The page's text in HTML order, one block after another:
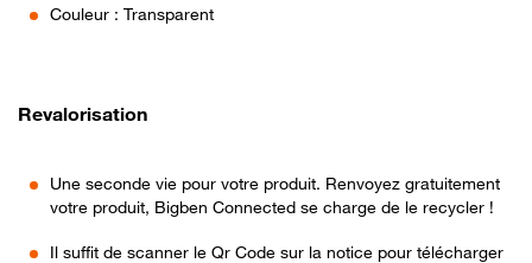
Couleur : Transparent
Revalorisation
Une seconde vie pour votre produit. Renvoyez gratuitement
votre produit, Bigben Connected se charge de le recycler !
Il suffit de scanner le Qr Code sur la notice pour télécharger